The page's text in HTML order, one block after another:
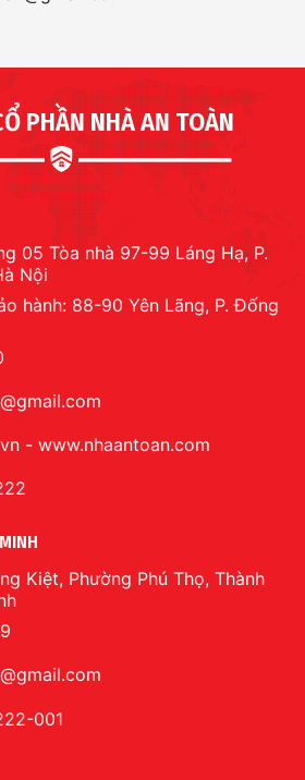
PHẦN NHÀ AN TOÀN
05 Tòa nhà 97-99 Láng Hạ, P.
Nội
hành: 88-90 Yên Lãng, P. Đống
- www.nhaantoan.com
Kiệt, Phường Phú Thọ, Thành
001